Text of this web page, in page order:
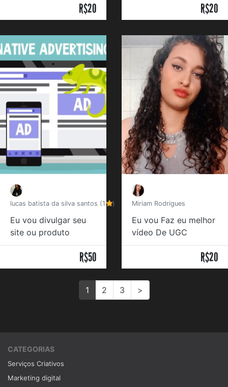
R$20 R$20
lucas batista da silva santos (1 )
Eu vou divulgar seu
site ou produto
R$50
Miriam Rodrigues
Eu vou Faz eu melhor
vídeo De UGC
R$20
1 2 3 >
CATEGORIAS
Serviços Criativos
Marketing digital